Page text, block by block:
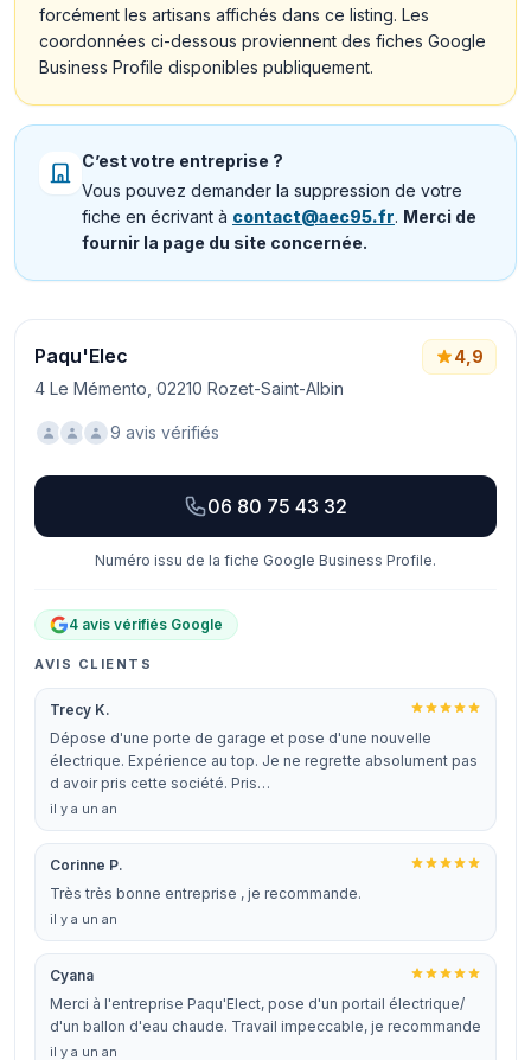
forcément les artisans affichés dans ce listing. Les
coordonnées ci-dessous proviennent des fiches Google
Business Profile disponibles publiquement.
C’est votre entreprise ?
Vous pouvez demander la suppression de votre
fiche en écrivant à contact@aec95.fr. Merci de
fournir la page du site concernée.
Paqu'Elec
4 Le Mémento, 02210 Rozet-Saint-Albin
4,9
9 avis vérifiés
06 80 75 43 32
Numéro issu de la fiche Google Business Profile.
4 avis vérifiés Google
AVIS CLIENTS
Trecy K.
Dépose d'une porte de garage et pose d'une nouvelle
électrique. Expérience au top. Je ne regrette absolument pas
d avoir pris cette société. Pris…
il y a un an
Corinne P.
Très très bonne entreprise , je recommande.
il y a un an
Cyana
Merci à l'entreprise Paqu'Elect, pose d'un portail électrique/
d'un ballon d'eau chaude. Travail impeccable, je recommande
il y a un an